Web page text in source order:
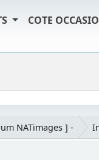
COTE
NATimages ] -